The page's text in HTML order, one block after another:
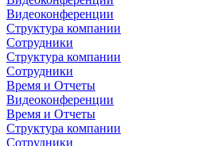
Видеоконференции
Структура компании
Сотрудники
Структура компании
Сотрудники
Время и Отчеты
Видеоконференции
Время и Отчеты
Структура компании
Сотрудники